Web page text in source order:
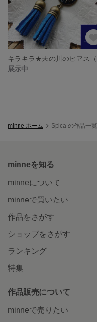
展示中
minne ホーム Spica の作品一覧
minneを知る
minneについて
minneで買いたい
作品をさがす
ショップをさがす
ランキング
特集
作品販売について
minneで売りたい